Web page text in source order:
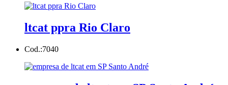
ltcat ppra Rio Claro
Cod.:7040